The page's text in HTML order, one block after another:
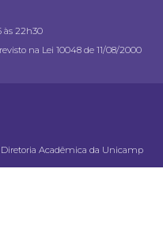
às 22h30
na Lei 10048 de 11/08/2000
Acadêmica da Unicamp